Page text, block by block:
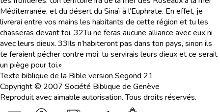
Méditerranée, et du désert du Sinaï à l’Euphrate. En effet, je
livrerai entre vos mains les habitants de cette région et tu les
chasseras devant toi. 32Tu ne feras aucune alliance avec eux ni
avec leurs dieux. 33Ils n’habiteront pas dans ton pays, sinon ils
te feraient pécher contre moi: tu servirais leurs dieux et ce serait
un piège pour toi.»
Texte biblique de la Bible version Segond 21
Copyright © 2007 Société Biblique de Genève
Reproduit avec aimable autorisation. Tous droits réservés.